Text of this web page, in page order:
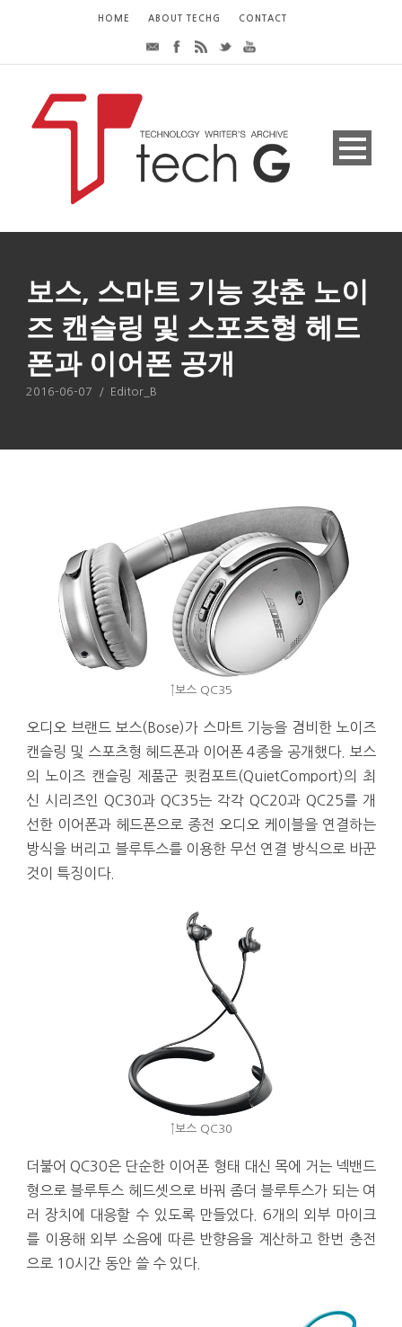
HOME ABOUT TECHG CONTACT
보스, 스마트 기능 갖춘 노이
즈 캔슬링 및 스포츠형 헤드
폰과 이어폰 공개
2016-06-07 / Editor_B
↑보스 QC35
오디오 브랜드 보스(Bose)가 스마트 기능을 겸비한 노이즈
캔슬링 및 스포츠형 헤드폰과 이어폰 4종을 공개했다. 보스
의 노이즈 캔슬링 제품군 큇컴포트(QuietComport)의 최
신 시리즈인 QC30과 QC35는 각각 QC20과 QC25를 개
선한 이어폰과 헤드폰으로 종전 오디오 케이블을 연결하는
방식을 버리고 블루투스를 이용한 무선 연결 방식으로 바꾼
것이 특징이다.
↑보스 QC30
더불어 QC30은 단순한 이어폰 형태 대신 목에 거는 넥밴드
형으로 블루투스 헤드셋으로 바꿔 좀더 블루투스가 되는 여
러 장치에 대응할 수 있도록 만들었다. 6개의 외부 마이크
를 이용해 외부 소음에 따른 반향음을 계산하고 한번 충전
으로 10시간 동안 쓸 수 있다.